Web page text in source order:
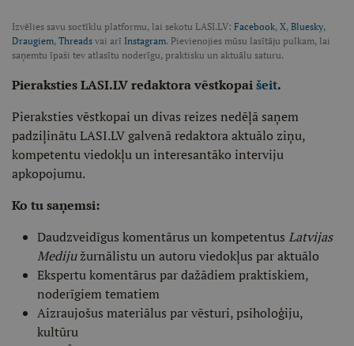
Izvēlies savu soctīklu platformu, lai sekotu LASI.LV: Facebook, X, Bluesky,
Draugiem, Threads vai arī Instagram. Pievienojies mūsu lasītāju pulkam, lai
saņemtu īpaši tev atlasītu noderīgu, praktisku un aktuālu saturu.
Pieraksties LASI.LV redaktora vēstkopaišeit.
Pieraksties vēstkopai un divas reizes nedēļā saņem
padziļinātu LASI.LV galvenā redaktora aktuālo ziņu,
kompetentu viedokļu un interesantāko interviju
apkopojumu.
Ko tu saņemsi:
Daudzveidīgus komentārus un kompetentus Latvijas
Medijužurnālistu un autoru viedokļus par aktuālo
Ekspertu komentārus par dažādiem praktiskiem,
noderīgiem tematiem
Aizraujošus materiālus par vēsturi, psiholoģiju,
kultūru